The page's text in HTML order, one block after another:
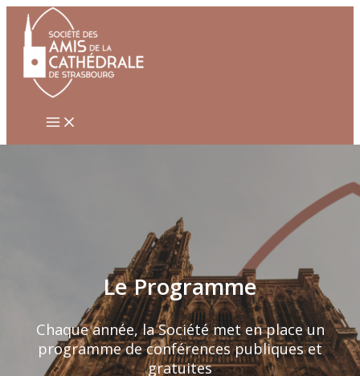
Aller
contenu
Le Programme
Chaque année, la Société met en place un
programme de conférences publiques et
gratuites